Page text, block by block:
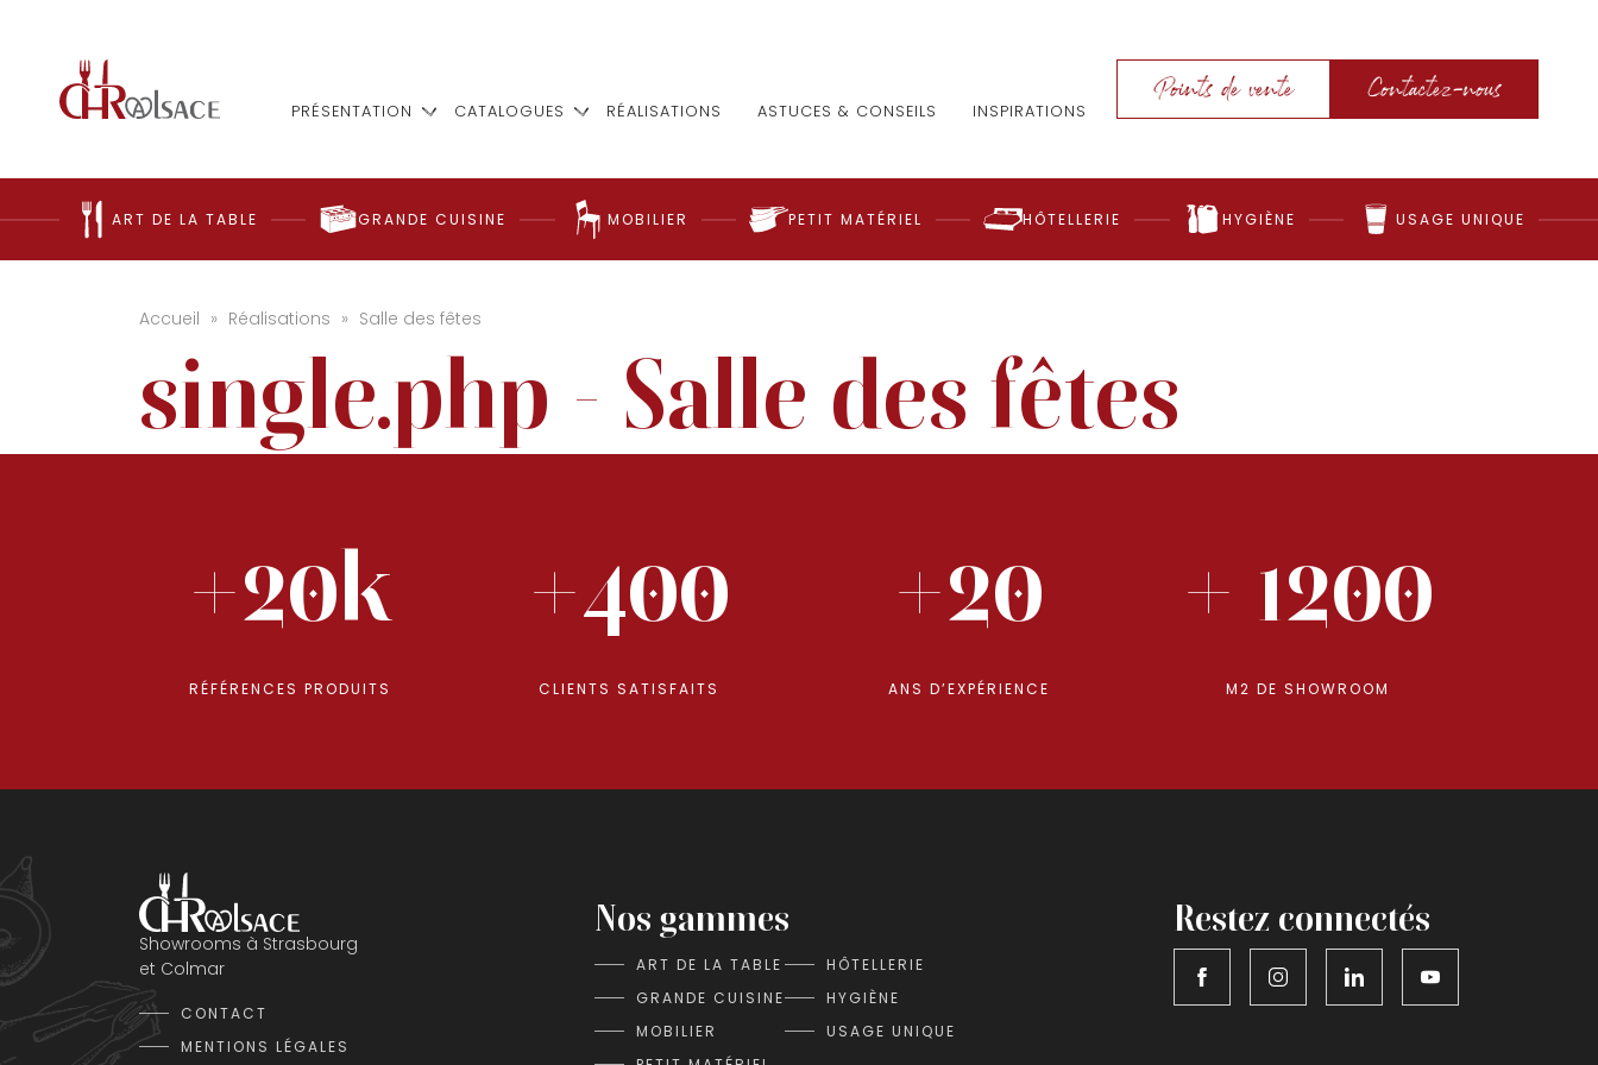
PRÉSENTATION CATALOGUES RÉALISATIONS ASTUCES & CONSEILS INSPIRATIONS
Points de vente Contactez-nous
ART DE LA TABLE GRANDE CUISINE MOBILIER PETIT MATÉRIEL HÔTELLERIE HYGIÈNE USAGE UNIQUE
Accueil » Réalisations » Salle des fêtes
single.php - Salle des fêtes
+20k
RÉFÉRENCES PRODUITS
+400
CLIENTS SATISFAITS
+20
ANS D’EXPÉRIENCE
+ 1200
M2 DE SHOWROOM
Showrooms à Strasbourg
et Colmar
CONTACT
MENTIONS LÉGALES
Nos gammes
ART DE LA TABLE
GRANDE CUISINE
MOBILIER
HÔTELLERIE
HYGIÈNE
USAGE UNIQUE
Restez connectés